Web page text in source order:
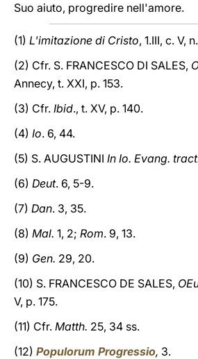
Suo aiuto, progredire nell'amore.
(1) L'imitazione di Cristo, 1.III, c. V,
(2) Cfr. S. FRANCESCO DI SALES,
Annecy, t. XXI, p. 153.
(3) Cfr. Ibid., t. XV, p. 140.
(4) Io. 6, 44.
(5) S. AUGUSTINI In Io. Evang.
(6) Deut. 6, 5-9.
(7) Dan. 3, 35.
(8) Mal. 1, 2; Rom. 9, 13.
(9) Gen. 29, 20.
(10) S. FRANCESCO DE SALES,
V, p. 175.
(11) Cfr. Matth. 25, 34 ss.
(12) Populorum Progressio, 3.